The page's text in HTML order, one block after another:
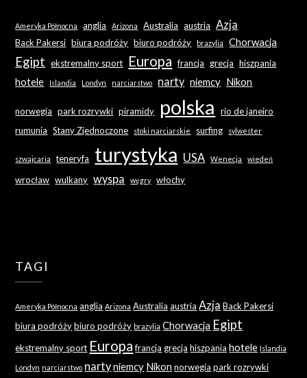
Ameryka Północna anglia Arizona Australia austria Azja
Back Pakersi biura podróży biuro podróży brazylia Chorwacja
Egipt ekstremalny sport Europa francja grecja hiszpania
hotele Islandia Londyn narciarstwo narty niemcy Nikon
norwegia park rozrywki piramidy polska
rio de janeiro
rumunia Stany Zjednoczone stoki narciarskie surfing sylwester
szwajcaria teneryfa turystyka USA Wenecja wiedeń
wrocław wulkany wyspa węgry włochy
TAGI
Ameryka Północna anglia Arizona Australia austria Azja Back Pakersi
biura podróży biuro podróży brazylia Chorwacja Egipt
ekstremalny sport Europa francja grecja hiszpania hotele Islandia
Londyn narciarstwo nartyniemcy Nikon norwegia park rozrywki